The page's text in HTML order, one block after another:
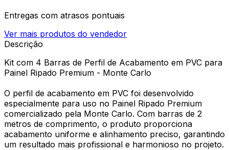
Entregas com atrasos pontuais
Ver mais produtos do vendedor
Descrição
Kit com 4 Barras de Perfil de Acabamento em PVC para
Painel Ripado Premium - Monte Carlo
O perfil de acabamento em PVC foi desenvolvido
especialmente para uso no Painel Ripado Premium
comercializado pela Monte Carlo. Com barras de 2
metros de comprimento, o produto proporciona
acabamento uniforme e alinhamento preciso, garantindo
um resultado mais profissional e harmonioso no projeto.